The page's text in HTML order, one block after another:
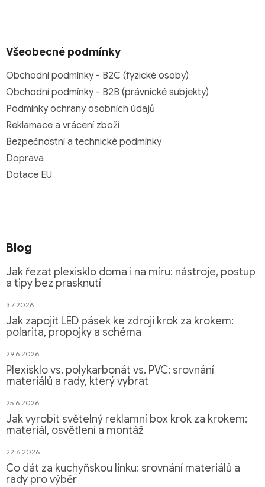
Všeobecné podmínky
Obchodní podmínky - B2C (fyzické osoby)
Obchodní podmínky - B2B (právnické subjekty)
Podmínky ochrany osobních údajů
Reklamace a vrácení zboží
Bezpečnostní a technické podmínky
Doprava
Dotace EU
Blog
Jak řezat plexisklo doma i na míru: nástroje, postup
a tipy bez prasknutí
3.7.2026
Jak zapojit LED pásek ke zdroji krok za krokem:
polarita, propojky a schéma
29.6.2026
Plexisklo vs. polykarbonát vs. PVC: srovnání
materiálů a rady, který vybrat
25.6.2026
Jak vyrobit světelný reklamní box krok za krokem:
materiál, osvětlení a montáž
22.6.2026
Co dát za kuchyňskou linku: srovnání materiálů a
rady pro výběr